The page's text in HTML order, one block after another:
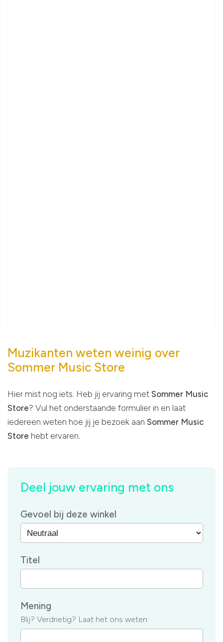
Muzikanten weten weinig over
Sommer Music Store
Hier mist nog iets. Heb jij ervaring met Sommer Music
Store? Vul het onderstaande formulier in en laat
iedereen weten hoe jij je bezoek aan Sommer Music
Store hebt ervaren.
Deel jouw ervaring met ons
Gevoel bij deze winkel
Titel
Mening
Blij? Verdrietig? Laat het ons weten